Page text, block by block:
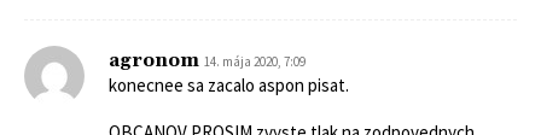
agronom 14. mája 2020, 7:09
konecnee sa zacalo aspon pisat.